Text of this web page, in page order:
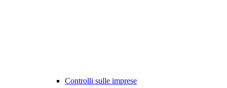
Controlli sulle imprese